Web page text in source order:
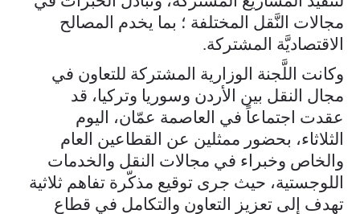
مجالات النَّقل المختلفة ؛ بما يخدم المصالح
الاقتصاديَّة المشتركة.
وكانت اللَّجنة الوزارية المشتركة للتعاون في
مجال النقل بين الأردن وسوريا وتركيا، قد
عقدت اجتماعاً في العاصمة عمّان، اليوم
الثلاثاء، بحضور ممثلين عن القطاعين العام
والخاص وخبراء في مجالات النقل والخدمات
اللوجستية، حيث جرى توقيع مذكّرة تفاهم ثلاثية
تهدف إلى تعزيز التعاون والتكامل في قطاع